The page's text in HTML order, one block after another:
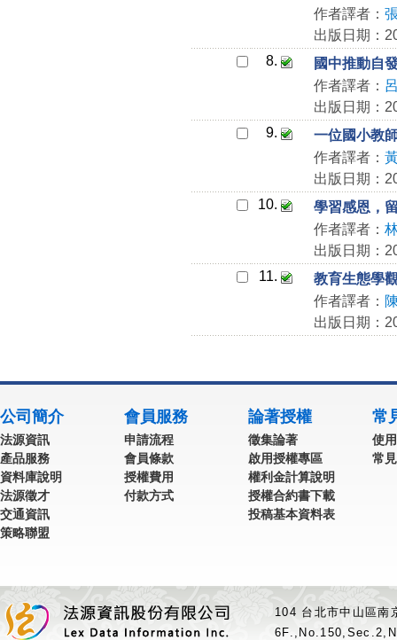
作者譯者：
出版日期：
8.
國中推動自
作者譯者：
出版日期：
9.
一位國小教
作者譯者：
出版日期：
10.
學習感恩，
作者譯者：
出版日期：
11.
教育生態學
作者譯者：
出版日期：
公司簡介
法源資訊
產品服務
資料庫說明
法源徵才
交通資訊
策略聯盟
會員服務
申請流程
會員條款
授權費用
付款方式
論著授權
徵集論著
啟用授權專區
權利金計算說明
授權合約書下載
投稿基本資料表
常
使
常
104 台北市中山區